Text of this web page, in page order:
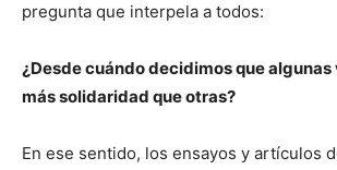
pregunta que interpela a todos:
¿Desde cuándo decidimos que
más solidaridad que otras?
En ese sentido, los ensayos y artículos